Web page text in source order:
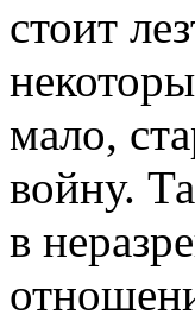
стоит
мало,
войну.
в